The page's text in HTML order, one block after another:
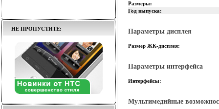
НЕ ПРОПУСТИТЕ:
Размеры:
Год выпуска:
Параметры дисплея
Размер ЖК-дисплея:
Параметры интерфейса
Интерфейсы:
Мультимедийные